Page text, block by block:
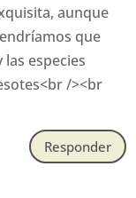
aunque
que
especies
/><br
Responder